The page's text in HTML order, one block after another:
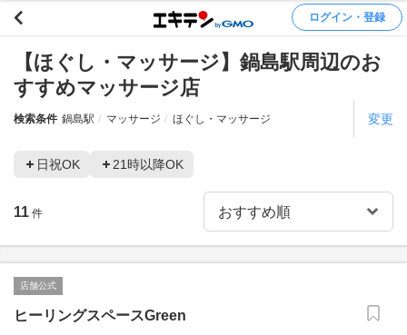
ログイン・登録
【ほぐし・マッサージ】鍋島駅周辺のお
すすめマッサージ店
検索条件 鍋島駅 マッサージ ほぐし・マッサージ 変更
日祝OK 21時以降OK
11 件
店舗公式
ヒーリングスペースGreen